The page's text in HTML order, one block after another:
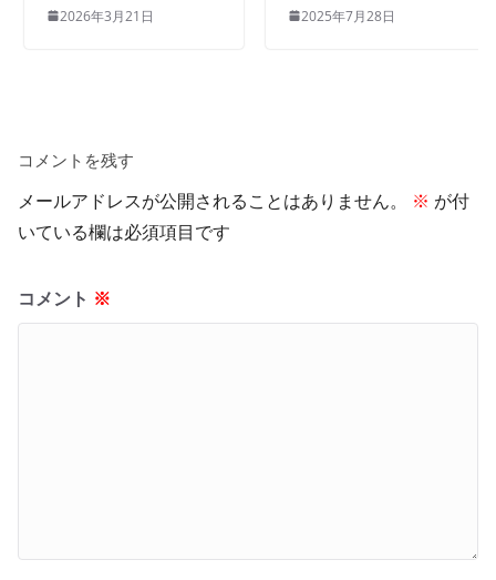
2026年3月21日 2025年7月28日
コメントを残す
メールアドレスが公開されることはありません。 ※ が付
いている欄は必須項目です
コメント ※